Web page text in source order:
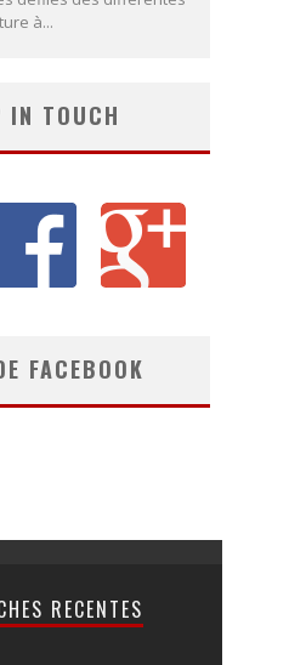
à...
IN TOUCH
FACEBOOK
RECENTES